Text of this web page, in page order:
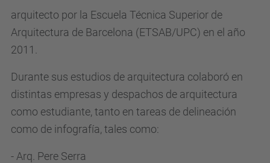
arquitecto por la Escuela Técnica Superior de
Arquitectura de Barcelona (ETSAB/UPC) en el año
2011.
Durante sus estudios de arquitectura colaboró en
distintas empresas y despachos de arquitectura
como estudiante, tanto en tareas de delineación
como de infografía, tales como:
- Arq. Pere Serra